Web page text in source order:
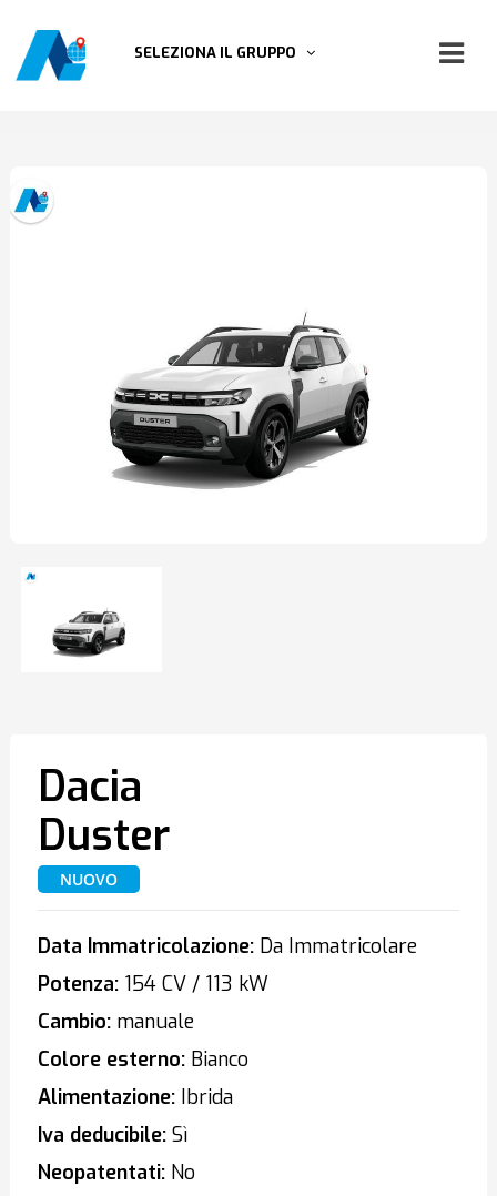
SELEZIONA IL GRUPPO
Dacia
Duster
NUOVO
Data Immatricolazione:Da Immatricolare
Potenza:154 CV / 113 kW
Cambio:manuale
Colore esterno:Bianco
Alimentazione:Ibrida
Iva deducibile:Sì
Neopatentati:No